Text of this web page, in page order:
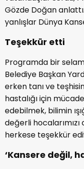
Gözde Doğan
yanlışlar Dünya
Teşekkür etti
Programda bir
Belediye Başkan
erken tanı ve
hastalığı için
edebilmek, bilimin
değerli
herkese teşekkür
‘Kansere değil,